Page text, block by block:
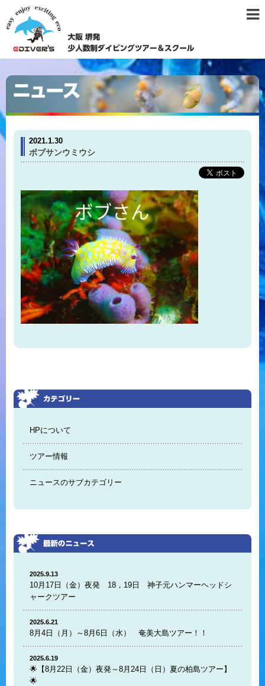
2021.1.30
ボブサンウミウシ
HPについて
ツアー情報
ニュースのサブカテゴリー
2025.9.13
10月17日（金）夜発 18，19日 神子元ハンマーヘッドシ
ャークツアー
2025.6.21
8月4日（月）～8月6日（水） 奄美大島ツアー！！
2025.6.19
🌟【8月22日（金）夜発～8月24日（日）夏の柏島ツアー】
🌟